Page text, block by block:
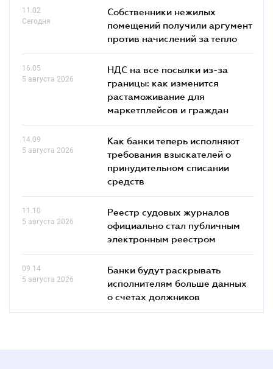
11.02
Сегодня
Собственники нежилых
помещений получили аргумент
против начислений за тепло
16.05
5 августа 2026
НДС на все посылки из-за
границы: как изменится
растаможивание для
маркетплейсов и граждан
14.09
5 августа 2026
Как банки теперь исполняют
требования взыскателей о
принудительном списании
средств
11.10
5 августа 2026
Реестр судовых журналов
официально стал публичным
электронным реестром
09.14
5 августа 2026
Банки будут раскрывать
исполнителям больше данных
о счетах должников